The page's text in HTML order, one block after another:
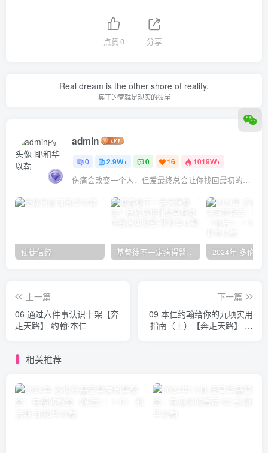
点赞0 分享
Real dream is the other shore of reality.
真正的梦就是现实的彼岸
admin
0 2.9W+ 0 16 1019W+
伤痛会改变一个人，但爱最终总会让你找回最初的自己
使徒信经 基督徒不一定病得醫治？寇紹恩牧師談基督徒的醫治與盼望
上一篇
06 通过六件事认识十架【奔
走天路】 约翰·本仁
下一篇
09 本仁约翰给你的九项实用
指南（上）【奔走天路】 约
相关推荐